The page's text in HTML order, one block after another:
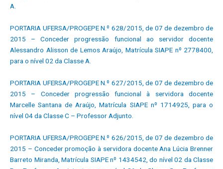
A.
PORTARIA UFERSA/PROGEPE N.º 628/2015, de 07 de dezembro de
2015 – Conceder progressão funcional ao servidor docente
Alessandro Alisson de Lemos Araújo, Matrícula SIAPE nº 2778400,
para o nível 02 da Classe A.
PORTARIA UFERSA/PROGEPE N.º 627/2015, de 07 de dezembro de
2015 – Conceder progressão funcional à servidora docente
Marcelle Santana de Araújo, Matrícula SIAPE nº 1714925, para o
nível 04 da Classe C – Professor Adjunto.
PORTARIA UFERSA/PROGEPE N.º 626/2015, de 07 de dezembro de
2015 – Conceder promoção à servidora docente Ana Lúcia Brenner
Barreto Miranda, Matrícula SIAPE nº 1434542, do nível 02 da Classe